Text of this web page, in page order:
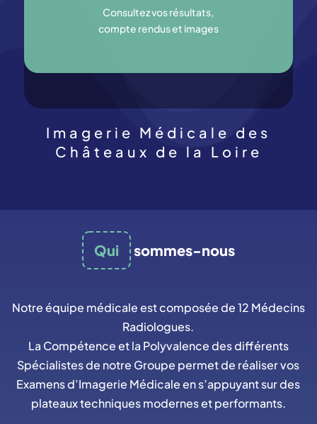
Consultez vos résultats,
compte rendus et images
Imagerie Médicale des
Châteaux de la Loire
Qui sommes-nous
Notre équipe médicale est composée de 12 Médecins
Radiologues.
La Compétence et la Polyvalence des différents
Spécialistes de notre Groupe permet de réaliser vos
Examens d’Imagerie Médicale en s’appuyant sur des
plateaux techniques modernes et performants.